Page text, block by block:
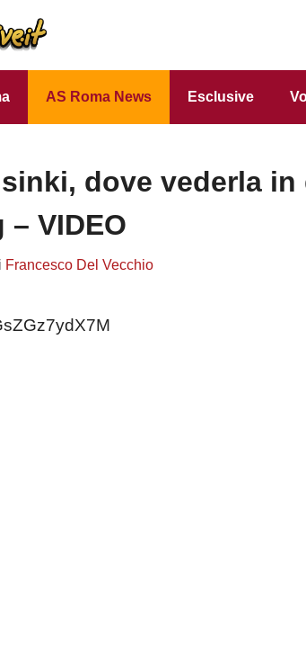
AS Roma News Esclusive
dove vederla
VIDEO
Francesco Del Vecchio